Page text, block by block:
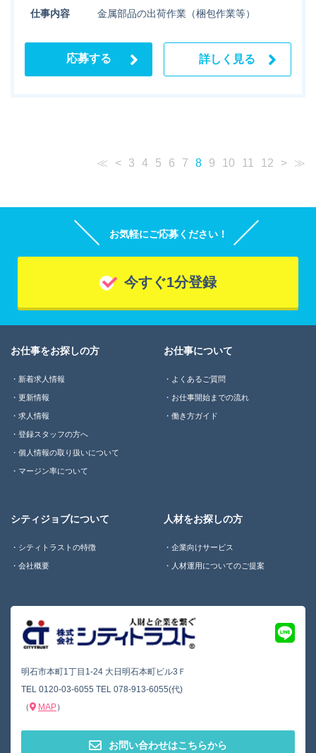
仕事内容
金属部品の出荷作業（梱包作業等）
応募する 詳しく見る
≪ < 3 4 5 6 7 8 9 10 11 12 > ≫
お気軽にご応募ください！
今すぐ1分登録
明石市本町1丁目1-24 大日明石本町ビル3Ｆ
TEL 0120-03-6055 TEL 078-913-6055(代)
（
MAP）
お問い合わせはこちらから
お仕事をお探しの方
新着求人情報
更新情報
求人情報
登録スタッフの方へ
個人情報の取り扱いについて
マージン率について
お仕事について
よくあるご質問
お仕事開始までの流れ
働き方ガイド
シティジョブについて
シティトラストの特徴
会社概要
人材をお探しの方
企業向けサービス
人材運用についてのご提案